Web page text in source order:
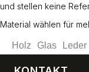
und stellen keine
Material wählen für
Holz Glas Leder